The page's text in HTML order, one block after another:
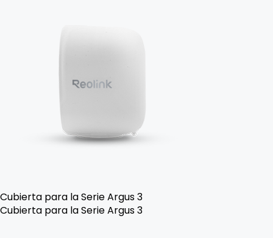
Cubierta para la Serie Argus 3
Cubierta para la Serie Argus 3